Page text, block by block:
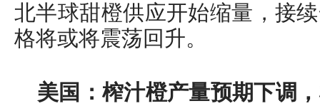
北半球甜橙供应开始缩量，接
格将或将震荡回升。
美国：榨汁橙产量预期下调